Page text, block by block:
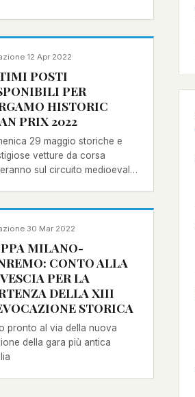
·12 Apr 2022
POSTI
PER
HISTORIC
PRIX 2022
29 maggio storiche e
vetture da corsa
sul circuito medioevale
·30 Mar 2022
MILANO-
CONTO ALLA
PER LA
DELLA XIII
STORICA
pronto al via della nuova
della gara più antica